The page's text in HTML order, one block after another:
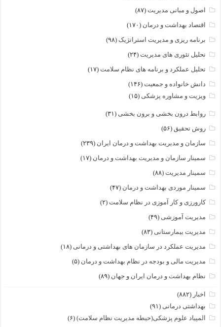
اصول و مبانی مدیریت (۸۷)
اقتصاد بهداشت و درمان (۱۷۰)
برنامه ریزی و مدیریت استراتژیک (۹۸)
تحلیل تئوری های مدیریت (۲۴)
تحلیل عملکرد و برنامه های نظام سلامت (۱۷)
دانش خانواده و جمعیت (۱۴۶)
ویزیت و مشاوره پزشکی (۱۵)
روابط درون بخشی و برون بخشی (۳۱)
روش تحقیق (۵۶)
سازمان و مدیریت بهداشت و درمان ایران (۲۳۹)
سمینار سازمان و مدیریت بهداشت و درمان (۱۷)
سمینار مدیریت (۸۸)
سمینار موردی بهداشت و درمان (۴۷)
کارورزی و کار آموزی در نظام سلامت (۲)
مدیریت آموزشی (۴۹)
مدیریت بیمارستانی (۸۳)
مدیریت عملکرد در سازمان های بهداشتی و درمانی (۱۸)
مدیریت مالی و بودجه در نظام بهداشت و درمان (۵)
نظام بهداشت و درمان ایران و جهان (۸۹)
اخبار (۸۸۲)
بهداشتی درمانی (۹۱)
المپیاد علوم پزشکی(حیطه مدیریت نظام سلامت) (۶)